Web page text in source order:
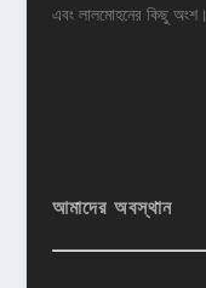
এবং লালমোহনের কিছু অংশ।
আমাদের অবস্থান